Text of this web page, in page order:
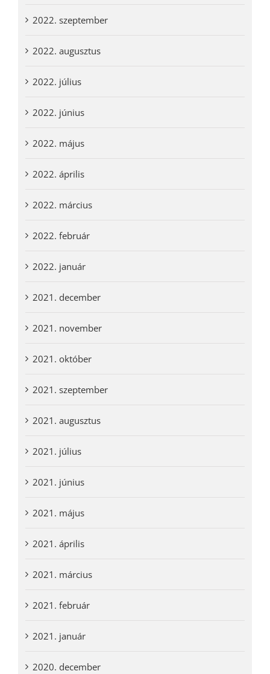
2022. szeptember
2022. augusztus
2022. július
2022. június
2022. május
2022. április
2022. március
2022. február
2022. január
2021. december
2021. november
2021. október
2021. szeptember
2021. augusztus
2021. július
2021. június
2021. május
2021. április
2021. március
2021. február
2021. január
2020. december